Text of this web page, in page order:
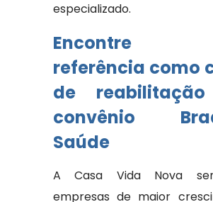
especializado.
Encontre
referência como
de
convênio
Saúde
A Casa Vida Nova
empresas de maior